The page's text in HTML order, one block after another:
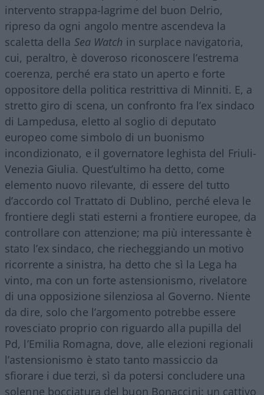
intervento strappa-lagrime del buon Delrio,
ripreso da ogni angolo mentre ascendeva la
scaletta della Sea Watch in surplace navigatoria,
cui, peraltro, è doveroso riconoscere l’estrema
coerenza, perché era stato un aperto e forte
oppositore della politica restrittiva di Minniti. E, a
stretto giro di scena, un confronto fra l’ex sindaco
di Lampedusa, eletto al soglio di deputato
europeo come simbolo di un buonismo
incondizionato, e il governatore leghista del Friuli-
Venezia Giulia. Quest’ultimo ha detto, come
elemento nuovo rilevante, di essere del tutto
d’accordo col Trattato di Dublino, perché eleva le
frontiere degli stati esterni a frontiere europee, da
controllare con attenzione; ma più interessante è
stato l’ex sindaco, che riecheggiando un motivo
ricorrente a sinistra, ha detto che sì la Lega ha
vinto, ma con un forte astensionismo, rivelatore
di una opposizione silenziosa al Governo. Niente
da dire, solo che l’argomento potrebbe essere
rovesciato proprio con riguardo alla pupilla del
Pd, l’Emilia Romagna, dove, alle elezioni regionali
l’astensionismo è stato tanto massiccio da
sfiorare i due terzi, sì da potersi concludere una
solenne bocciatura del buon Bonaccini: un cattivo